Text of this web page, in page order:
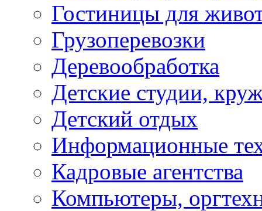
Гостиницы для
Грузоперевозки
Деревообработка
Детские студии,
Детский отдых
Информационные
Кадровые агентства
Компьютеры,